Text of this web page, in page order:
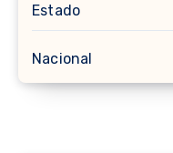
Estado
Nacional